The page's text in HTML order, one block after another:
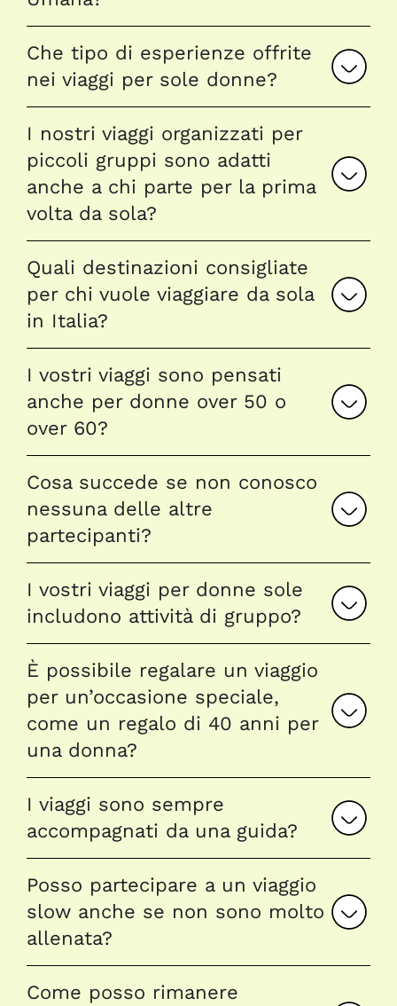
Che tipo di esperienze offrite
nei viaggi per sole donne?
I nostri viaggi organizzati per
piccoli gruppi sono adatti
anche a chi parte per la prima
volta da sola?
Quali destinazioni consigliate
per chi vuole viaggiare da sola
in Italia?
I vostri viaggi sono pensati
anche per donne over 50 o
over 60?
Cosa succede se non conosco
nessuna delle altre
partecipanti?
I vostri viaggi per donne sole
includono attività di gruppo?
È possibile regalare un viaggio
per un’occasione speciale,
come un regalo di 40 anni per
una donna?
I viaggi sono sempre
accompagnati da una guida?
Posso partecipare a un viaggio
slow anche se non sono molto
allenata?
Come posso rimanere